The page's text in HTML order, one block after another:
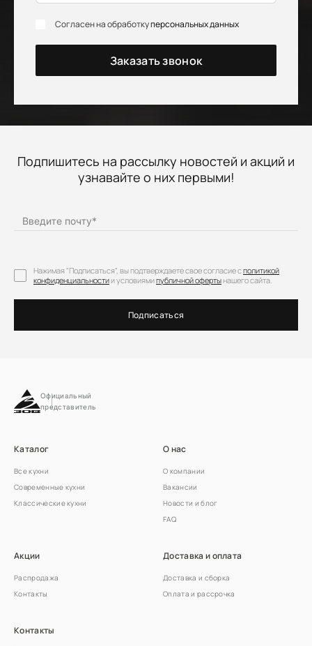
Согласен на обработкуперсональных данных
Заказать звонок
Подпишитесь на рассылку новостей и акций и
узнавайте о них первыми!
Введите почту*
Подписаться
Нажимая "Подписаться", вы подтверждаете свое согласие сполитикой
конфиденциальностии условиямипубличной офертынашего сайта.
Официальный
представитель
Каталог
Все кухни
Современные кухни
Классические кухни
О нас
О компании
Вакансии
Новости и блог
FAQ
Акции
Распродажа
Контакты
Доставка и оплата
Доставка и сборка
Оплата и рассрочка
Контакты